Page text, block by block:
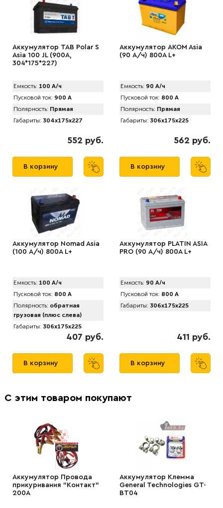
Аккумулятор TAB Pоlar S
Asia 100 JL (900A,
304*175*227)
Емкость: 100 А/ч
Пусковой ток: 900 А
Полярность: Прямая
Габариты: 304x175x227
552 руб.
В корзину
Аккумулятор AKOM Asia
(90 А/ч) 800A L+
Емкость: 90 А/ч
Пусковой ток: 800 А
Полярность: Прямая
Габариты: 306x175x225
562 руб.
В корзину
Аккумулятор Nomad Asia
(100 А/ч) 800A L+
Емкость: 100 А/ч
Пусковой ток: 800 А
Полярность: обратная
грузовая (плюс слева)
Габариты: 306x175x225
407 руб.
В корзину
Аккумулятор PLATIN ASIA
PRO (90 А/ч) 800A L+
Емкость: 90 А/ч
Пусковой ток: 800 А
Габариты: 306x175x225
411 руб.
В корзину
С этим товаром покупают
Аккумулятор Провода
прикуривания "Контакт"
200А
Аккумулятор Клемма
General Technologies GT-
BT04